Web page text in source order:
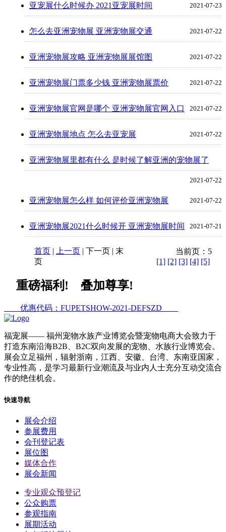
亚宠展什么时候办 2021亚宠展时间 2021-07-23
怎么去亚洲宠物展 亚洲宠物展交通 2021-07-22
亚洲宠物展攻略 亚洲宠物展展馆图 2021-07-22
亚洲宠物展门票多少钱 亚洲宠物展票价 2021-07-22
亚洲宠物展官网是哪个 亚洲宠物展官网入口 2021-07-22
亚洲宠物展地点 怎么去亚宠展 2021-07-22
亚洲宠物展里都有什么 是时候了解亚洲的宠物展了
2021-07-22
亚洲宠物展怎么样 如何评价亚洲宠物展 2021-07-22
亚洲宠物展2021什么时候开 亚洲宠物展时间 2021-07-21
首页 | 上一页 | 下一页 | 末
页
当前页：5
[1] [2] [3] [4] [5]
重磅福利! 叠加尊享!
优惠代码：FUPETSHOW-2021-DEFSZD
福宠展—— 福州宠物水族产业博览会暨宠物电商大会致力于
打造东南沿海B2B、B2C双向发展的宠物、水族行业博览会。
展会立足福州，辐射浙南，江西、安徽、台湾、东南亚国家，
专业性高，是学习最新行业潮流及与业内人士充分互动交流合
作的绝佳机会。
快速导航
展会介绍
参展费用
会刊登记表
展位图
媒体合作
展会新闻
专业观众预登记
公众购票
参观指南
展期活动